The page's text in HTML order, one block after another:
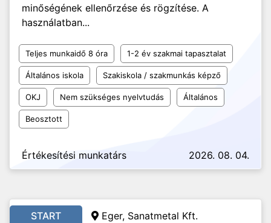
minőségének ellenőrzése és rögzítése. A
használatban...
Teljes munkaidő 8 óra 1-2 év szakmai tapasztalat
Általános iskola Szakiskola / szakmunkás képző
OKJ Nem szükséges nyelvtudás Általános
Beosztott
Értékesítési munkatárs 2026. 08. 04.
START Eger, Sanatmetal Kft.